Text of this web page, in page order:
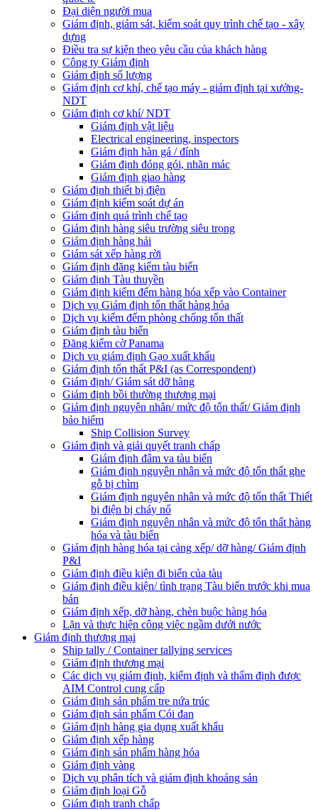
Đại diện người mua
Giám định, giám sát, kiểm soát quy trình chế tạo - xây
dựng
Điều tra sự kiện theo yêu cầu của khách hàng
Công ty Giám định
Giám định số lượng
Giám định cơ khí, chế tạo máy - giám định tại xưởng-
NDT
Giám định cơ khí/ NDT
Giám định vật liệu
Electrical engineering, inspectors
Giám định hàn gá / đính
Giám định đóng gói, nhãn mác
Giám định giao hàng
Giám định thiết bị điện
Giám định kiểm soát dự án
Giám định quá trình chế tạo
Giám định hàng siêu trường siêu trọng
Giám định hàng hải
Giám sát xếp hàng rời
Giám định đăng kiểm tàu biển
Giám định Tàu thuyền
Giám định kiểm đếm hàng hóa xếp vào Container
Dịch vụ Giám định tổn thất hàng hóa
Dịch vụ kiểm đếm phòng chống tổn thất
Giám định tàu biển
Đăng kiểm cờ Panama
Dịch vụ giám định Gạo xuất khẩu
Giám định tổn thất P&I (as Correspondent)
Giám định/ Giám sát dỡ hàng
Giám định bồi thường thương mại
Giám định nguyên nhân/ mức độ tổn thất/ Giám định
bảo hiểm
Ship Collision Survey
Giám định và giải quyết tranh chấp
Giám định đâm va tàu biển
Giám định nguyên nhân và mức độ tổn thất ghe
gỗ bị chìm
Giám định nguyên nhân và mức độ tổn thất Thiết
bị điện bị cháy nổ
Giám định nguyên nhân và mức độ tổn thất hàng
hóa và tàu biển
Giám định hàng hóa tại cảng xếp/ dỡ hàng/ Giám định
P&I
Giám định điều kiện đi biển của tàu
Giám định điều kiện/ tình trạng Tàu biển trước khi mua
bán
Giám định xếp, dỡ hàng, chèn buộc hàng hóa
Lặn và thực hiện công việc ngầm dưới nước
Giám định thương mại
Ship tally / Container tallying services
Giám định thương mại
Các dịch vụ giám định, kiểm định và thẩm định được
AIM Control cung cấp
Giám định sản phẩm tre nứa trúc
Giám định sản phẩm Cói đan
Giám định hàng gia dụng xuất khẩu
Giám định xếp hàng
Giám định sản phẩm hàng hóa
Giám định vàng
Dịch vụ phân tích và giám định khoáng sản
Giám định loại Gỗ
Giám định tranh chấp